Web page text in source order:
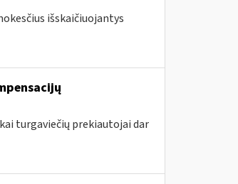
išskaičiuojantys
turgaviečių prekiautojai dar